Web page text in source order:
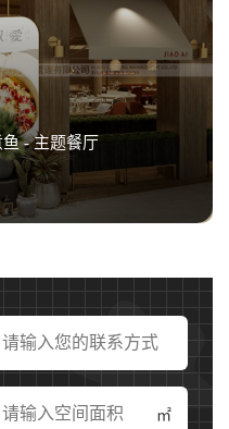
楼 - 主题餐厅
+
- 主题餐厅
水煮鱼 - 主题餐厅
+
㎡